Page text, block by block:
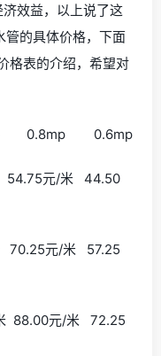
济效益，以上说了这
管的具体价格，下面
格表的介绍，希望对
0.8mp 0.6mp
元/米 44.50
元/米 57.25
元/米 72.25